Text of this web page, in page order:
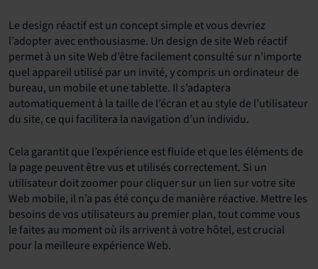
Le design réactif est un concept simple et vous devriez
l’adopter avec enthousiasme. Un design de site Web réactif
permet à un site Web d’être facilement consulté sur n’importe
quel appareil utilisé par un invité, y compris un ordinateur de
bureau, un mobile et une tablette. Il s’adaptera
automatiquement à la taille de l’écran et au style de l’utilisateur
du site, ce qui facilitera la navigation d’un individu.
Cela garantit que l’expérience est fluide et que les éléments de
la page peuvent être vus et utilisés correctement. Si un
utilisateur doit zoomer pour cliquer sur un lien sur votre site
Web mobile, il n’a pas été conçu de manière réactive. Mettre les
besoins de vos utilisateurs au premier plan, tout comme vous
le faites au moment où ils arrivent à votre hôtel, est crucial
pour la meilleure expérience Web.